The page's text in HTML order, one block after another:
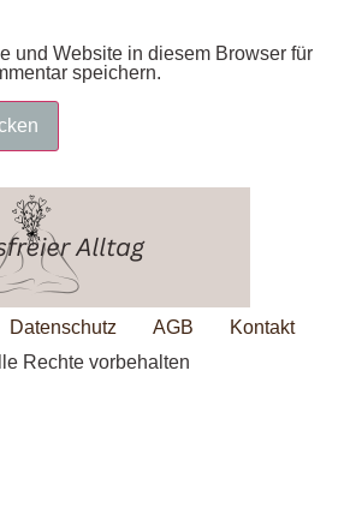
und Website in diesem Browser für
speichern.
Datenschutz AGB
Kontakt
Rechte vorbehalten